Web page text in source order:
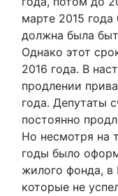
марте 2015 года
должна была
Однако этот
2016 года. В
продлении
года. Депутаты
постоянно
Но несмотря на
годы было
жилого фонда, в
которые не